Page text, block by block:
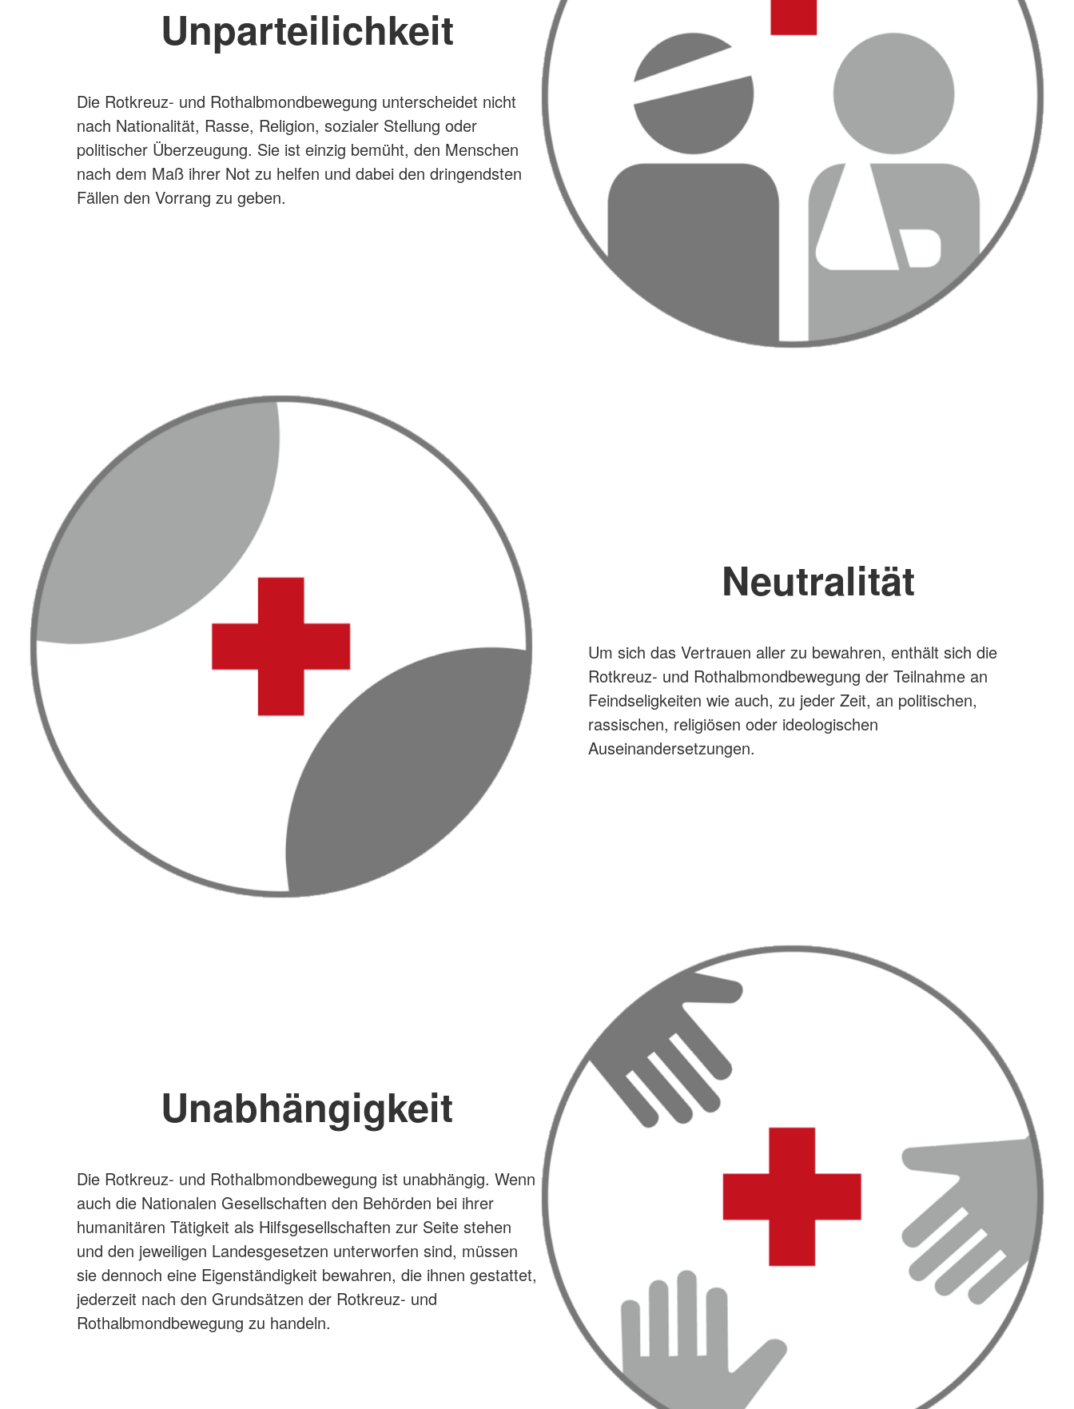
Unparteilichkeit
Die Rotkreuz- und Rothalbmondbewegung unterscheidet nicht
nach Nationalität, Rasse, Religion, sozialer Stellung oder
politischer Überzeugung. Sie ist einzig bemüht, den Menschen
nach dem Maß ihrer Not zu helfen und dabei den dringendsten
Fällen den Vorrang zu geben.
Neutralität
Um sich das Vertrauen aller zu bewahren, enthält sich die
Rotkreuz- und Rothalbmondbewegung der Teilnahme an
Feindseligkeiten wie auch, zu jeder Zeit, an politischen,
rassischen, religiösen oder ideologischen
Auseinandersetzungen.
Unabhängigkeit
Die Rotkreuz- und Rothalbmondbewegung ist unabhängig. Wenn
auch die Nationalen Gesellschaften den Behörden bei ihrer
humanitären Tätigkeit als Hilfsgesellschaften zur Seite stehen
und den jeweiligen Landesgesetzen unterworfen sind, müssen
sie dennoch eine Eigenständigkeit bewahren, die ihnen gestattet,
jederzeit nach den Grundsätzen der Rotkreuz- und
Rothalbmondbewegung zu handeln.